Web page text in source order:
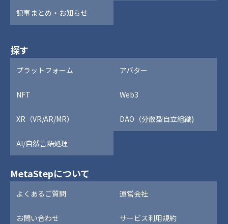
記事まとめ・お知らせ
探す
プラットフォーム アバター
NFT Web3
XR（VR/AR/MR） DAO（分散型自立組織)
AI/自然言語処理
MetaStepについて
よくあるご質問 運営会社
お問い合わせ サービス利用規約